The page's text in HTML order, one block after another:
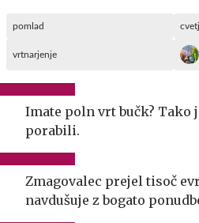
pomlad
vrtnarjenje
Imate poln vrt bučk? Tako
porabili.
Zmagovalec prejel tisoč
navdušuje z bogato